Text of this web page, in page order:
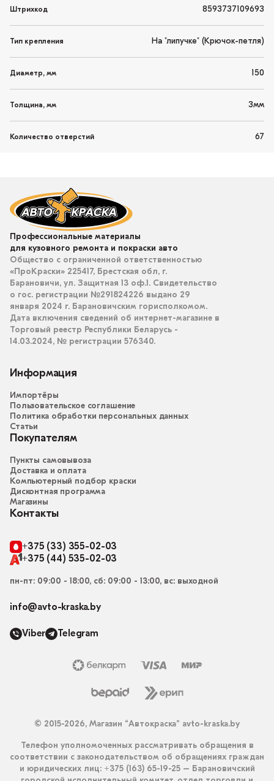
Штрихкод 8593737109693
Тип крепления На "липучке" (Крючок-петля)
Диаметр, мм 150
Толщина, мм 3мм
Количество отверстий 67
Профессиональные материалы
для кузовного ремонта и покраски авто
Общество с ограниченной ответственностью
«ПроКраски» 225417, Брестская обл, г.
Барановичи, ул. Защитная 13 оф.1. Свидетельство
о гос. регистрации №291824226 выдано 29
января 2024 г. Барановичским горисполкомом.
Дата включения сведений об интернет-магазине в
Торговый реестр Республики Беларусь -
14.03.2024, № регистрации 576340.
Информация
Импортёры
Пользовательское соглашение
Политика обработки персональных данных
Статьи
Покупателям
Пункты самовывоза
Доставка и оплата
Компьютерный подбор краски
Дисконтная программа
Магазины
Контакты
+375 (33) 355-02-03
+375 (44) 535-02-03
пн-пт: 09:00 - 18:00, сб: 09:00 - 13:00, вс: выходной
info@avto-kraska.by
Viber Telegram
© 2015-2026, Магазин “Автокраска” avto-kraska.by
Телефон уполномоченных рассматривать обращения в
соответствии с законодательством об обращениях граждан
и юридических лиц: +375 (163) 65-19-25 – Барановичский